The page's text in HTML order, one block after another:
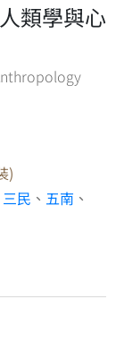
類學與心
)
三民 、 五南 、